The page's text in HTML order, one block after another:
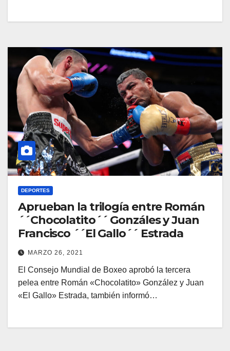
DEPORTES
Aprueban la trilogía entre Román
´´Chocolatito´´ Gonzáles y Juan
Francisco ´´El Gallo´´ Estrada
MARZO 26, 2021
El Consejo Mundial de Boxeo aprobó la tercera
pelea entre Román «Chocolatito» González y Juan
«El Gallo» Estrada, también informó…